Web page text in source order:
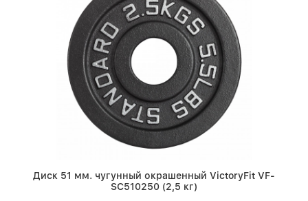
Диск 51 мм. чугунный окрашенный VictoryFit VF-
SC510250 (2,5 кг)